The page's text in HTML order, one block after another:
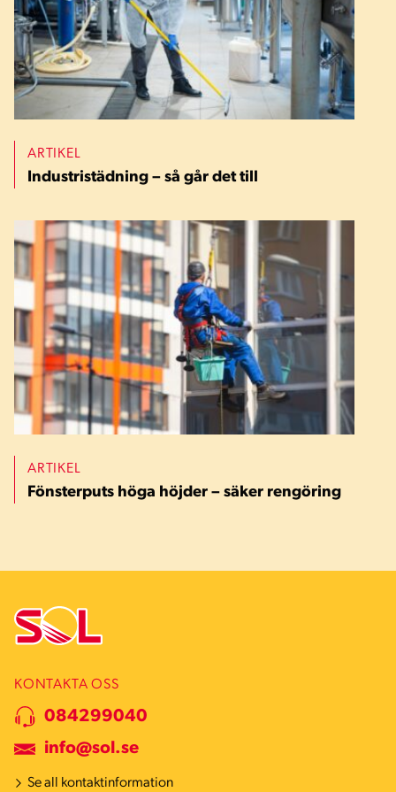
ARTIKEL
Industristädning – så går det till
ARTIKEL
Fönsterputs höga höjder – säker rengöring
KONTAKTA OSS
084299040
info@sol.se
Se all kontaktinformation